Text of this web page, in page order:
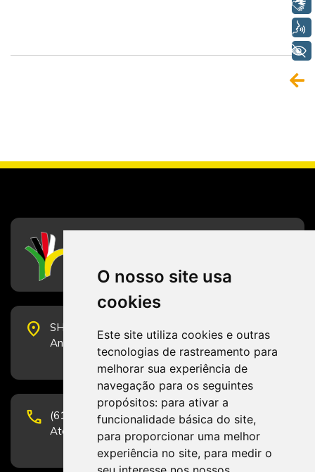
O nosso site usa
cookies
Este site utiliza cookies e outras
tecnologias de rastreamento para
melhorar sua experiência de
navegação para os seguintes
propósitos: para ativar a
funcionalidade básica do site,
para proporcionar uma melhor
experiência no site, para medir o
place
SHS Quadra 6, Bloco E, Complexo Brasil 21, 20º
Andar, Sala 2001 - CEP 70322-915 - Brasília/DF
phone
(61) 3223-1652 e (61) 98131-3801.
Atendimento por telefone em horário comercial